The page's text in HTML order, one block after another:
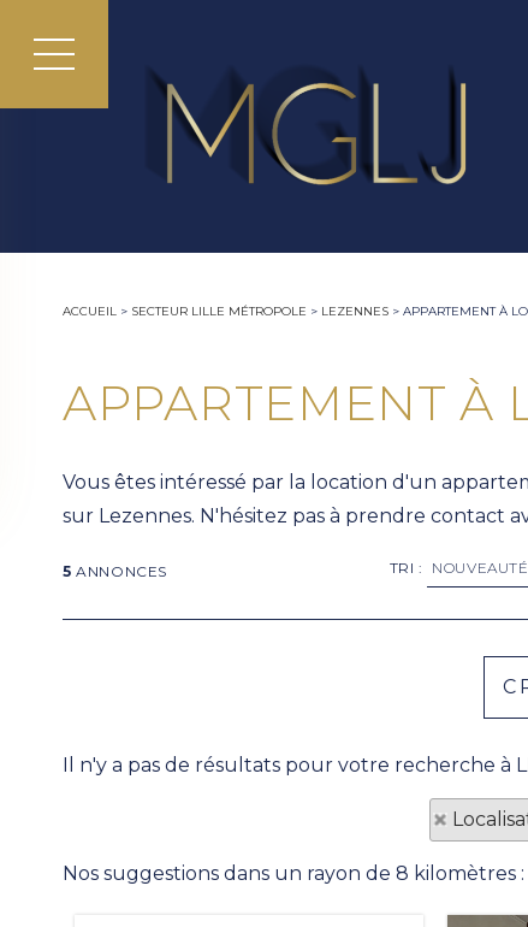
ACCUEIL > SECTEUR LILLE MÉTROPOLE > LEZENNES > APPARTEMENT À
APPARTEMENT À
Vous êtes intéressé par la location d'un
sur Lezennes. N'hésitez pas à prendre contact
5 ANNONCES TRI :
Il n'y a pas de résultats pour votre recherche à
Nos suggestions dans un rayon de 8 kilomètres :